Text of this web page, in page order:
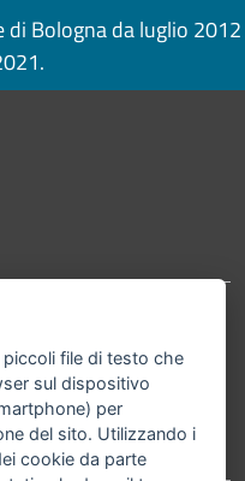
Bologna da luglio 2012
IBAN: IT 88 R
file di testo che
sul dispositivo
per
del sito. Utilizzando i
cookie da parte